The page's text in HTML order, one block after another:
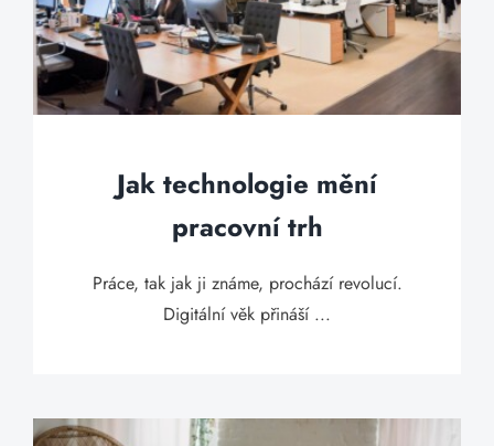
Jak technologie mění
pracovní trh
Práce, tak jak ji známe, prochází revolucí.
Digitální věk přináší ...